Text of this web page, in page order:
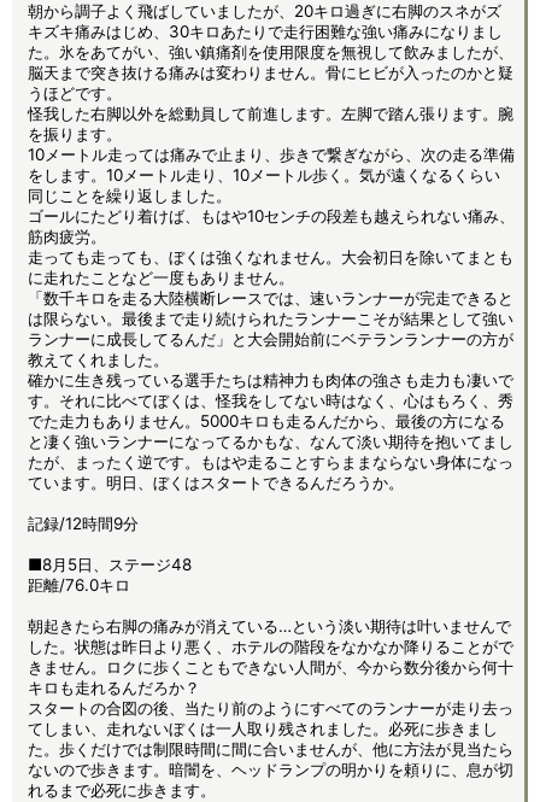
朝から調子よく飛ばしていましたが、20キロ過ぎに右脚のスネがズ
キズキ痛みはじめ、30キロあたりで走行困難な強い痛みになりまし
た。氷をあてがい、強い鎮痛剤を使用限度を無視して飲みましたが、
脳天まで突き抜ける痛みは変わりません。骨にヒビが入ったのかと疑
うほどです。
怪我した右脚以外を総動員して前進します。左脚で踏ん張ります。腕
を振ります。
10メートル走っては痛みで止まり、歩きで繋ぎながら、次の走る準備
をします。10メートル走り、10メートル歩く。気が遠くなるくらい
同じことを繰り返しました。
ゴールにたどり着けば、もはや10センチの段差も越えられない痛み、
筋肉疲労。
走っても走っても、ぼくは強くなれません。大会初日を除いてまとも
に走れたことなど一度もありません。
「数千キロを走る大陸横断レースでは、速いランナーが完走できると
は限らない。最後まで走り続けられたランナーこそが結果として強い
ランナーに成長してるんだ」と大会開始前にベテランランナーの方が
教えてくれました。
確かに生き残っている選手たちは精神力も肉体の強さも走力も凄いで
す。それに比べてぼくは、怪我をしてない時はなく、心はもろく、秀
でた走力もありません。5000キロも走るんだから、最後の方になる
と凄く強いランナーになってるかもな、なんて淡い期待を抱いてまし
たが、まったく逆です。もはや走ることすらままならない身体になっ
ています。明日、ぼくはスタートできるんだろうか。
記録/12時間9分
■8月5日、ステージ48
距離/76.0キロ
朝起きたら右脚の痛みが消えている…という淡い期待は叶いませんで
した。状態は昨日より悪く、ホテルの階段をなかなか降りることがで
きません。ロクに歩くこともできない人間が、今から数分後から何十
キロも走れるんだろか？
スタートの合図の後、当たり前のようにすべてのランナーが走り去っ
てしまい、走れないぼくは一人取り残されました。必死に歩きまし
た。歩くだけでは制限時間に間に合いませんが、他に方法が見当たら
ないので歩きます。暗闇を、ヘッドランプの明かりを頼りに、息が切
れるまで必死に歩きます。